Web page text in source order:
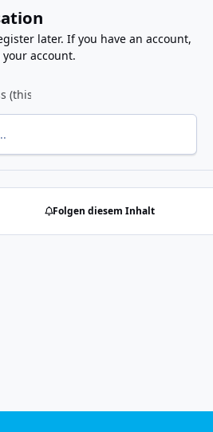
later. If you have an account,
account.
Folgen diesem Inhalt